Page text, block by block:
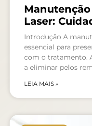
Laser:
Introdução A
essencial para
com o tratamento.
a eliminar pelos
LEIA MAIS »